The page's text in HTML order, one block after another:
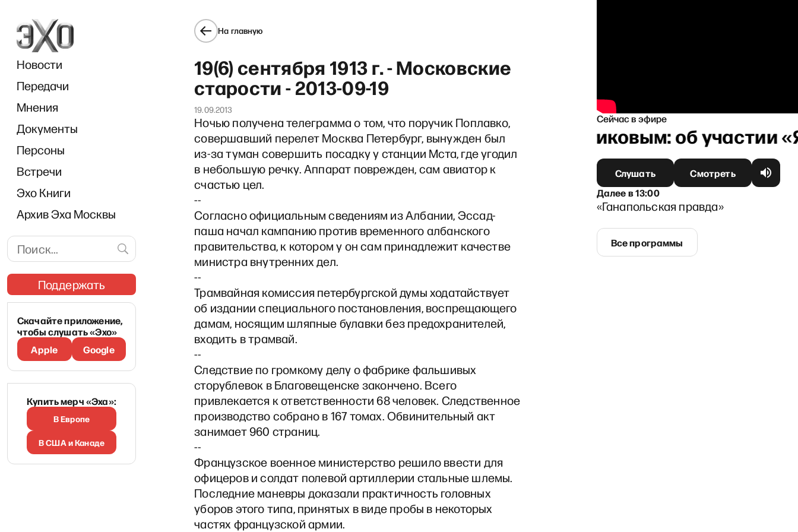
Новости
Передачи
Мнения
Документы
Персоны
Встречи
Эхо Книги
Архив Эха Москвы
Поддержать
Скачайте приложение,
чтобы слушать «Эхо»
Apple
Google
Купить мерч «Эха»:
В Европе
В США и Канаде
На главную
19(6) сентября 1913 г. - Московские
старости - 2013-09-19
19.09.2013
Ночью получена телеграмма о том, что поручик Поплавко,
совершавший перелет Москва Петербург, вынужден был
из-за туман совершить посадку у станции Мста, где угодил
в небольшую речку. Аппарат поврежден, сам авиатор к
счастью цел.
--
Согласно официальным сведениям из Албании, Эссад-
паша начал кампанию против временного албанского
правительства, к котором у он сам принадлежит качестве
министра внутренних дел.
--
Трамвайная комиссия петербургской думы ходатайствует
об издании специального постановления, воспрещающего
дамам, носящим шляпные булавки без предохранителей,
входить в трамвай.
--
Следствие по громкому делу о фабрике фальшивых
сторублевок в Благовещенске закончено. Всего
привлекается к ответственности 68 человек. Следственное
производство собрано в 167 томах. Обвинительный акт
занимает 960 страниц.
--
Французское военное министерство решило ввести для
офицеров и солдат полевой артиллерии стальные шлемы.
Последние маневры доказали практичность головных
уборов этого типа, принятых в виде пробы в некоторых
частях французской армии.
Сейчас в эфире
«Что мы знаем» с Максимом Курниковым: об участии
Слушать
Смотреть
Далеев13:00
«Ганапольская правда»
Все программы